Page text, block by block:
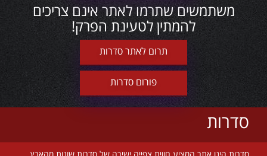
משתמשים שתרמו לאתר אינם צריכים
להמתין לטעינת הפרק!
תרום לאתר סדרות
פורום סדרות
סדרות